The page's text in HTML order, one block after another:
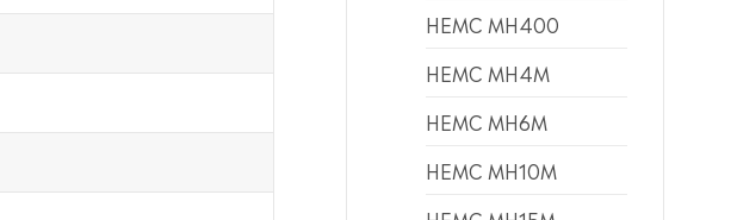
HEMC MH400
HEMC MH4M
HEMC MH6M
HEMC MH10M